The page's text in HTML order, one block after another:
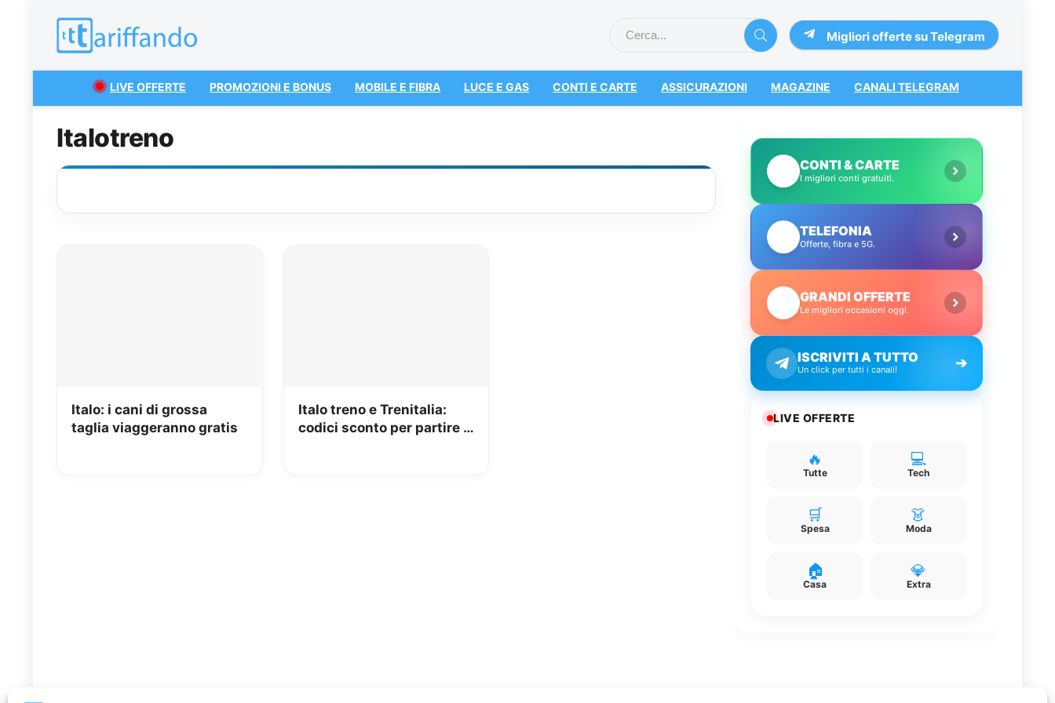
Migliori offerte su Telegram
LIVE OFFERTE PROMOZIONI E BONUS MOBILE E FIBRA LUCE E GAS CONTI E CARTE ASSICURAZIONI MAGAZINE CANALI TELEGRAM
Italotreno
Italo: i cani di grossa
taglia viaggeranno gratis
Italo treno e Trenitalia:
codici sconto per partire a
CONTI & CARTE
I migliori conti gratuiti.
TELEFONIA
Offerte, fibra e 5G.
GRANDI OFFERTE
Le migliori occasioni oggi.
ISCRIVITI A TUTTO
Un click per tutti i canali! ➔
LIVE OFFERTE
🔥
Tutte
💻
Tech
🛒
Spesa
👗
Moda
🏠
Casa
💎
Extra